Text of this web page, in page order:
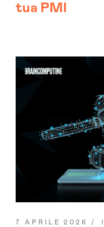
tua PMI
7 APRILE 2026